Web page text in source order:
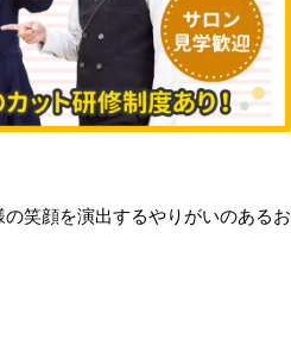
笑顔を演出するやりがいのあるお